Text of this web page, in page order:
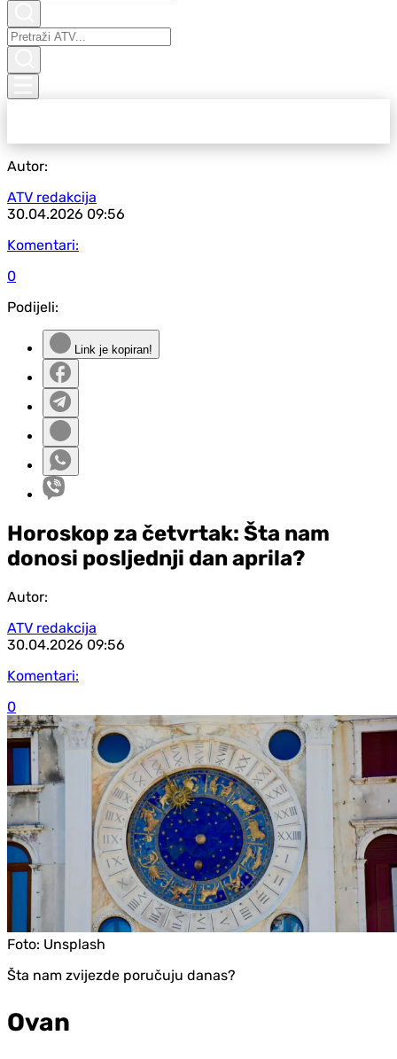
Autor:
ATV redakcija
30.04.2026 09:56
Komentari:
0
Podijeli:
Link je kopiran!
Horoskop za četvrtak: Šta nam
donosi posljednji dan aprila?
Autor:
ATV redakcija
30.04.2026 09:56
Komentari:
0
Foto: Unsplash
Šta nam zvijezde poručuju danas?
Ovan